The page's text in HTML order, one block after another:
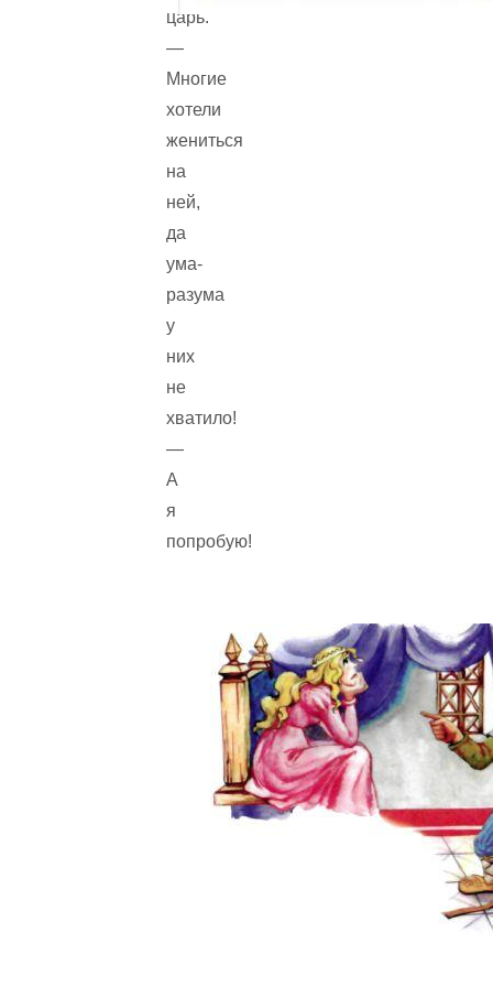
царь.
—
Многие
хотели
жениться
на
ней,
да
ума-
разума
у
них
не
хватило!
—
А
я
попробую!